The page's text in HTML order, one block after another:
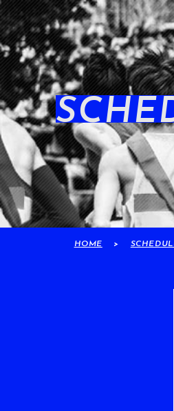
HOME